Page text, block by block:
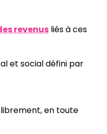
revenusliés à ces
et social défini par
en toute